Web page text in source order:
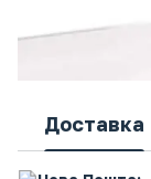
Доставка